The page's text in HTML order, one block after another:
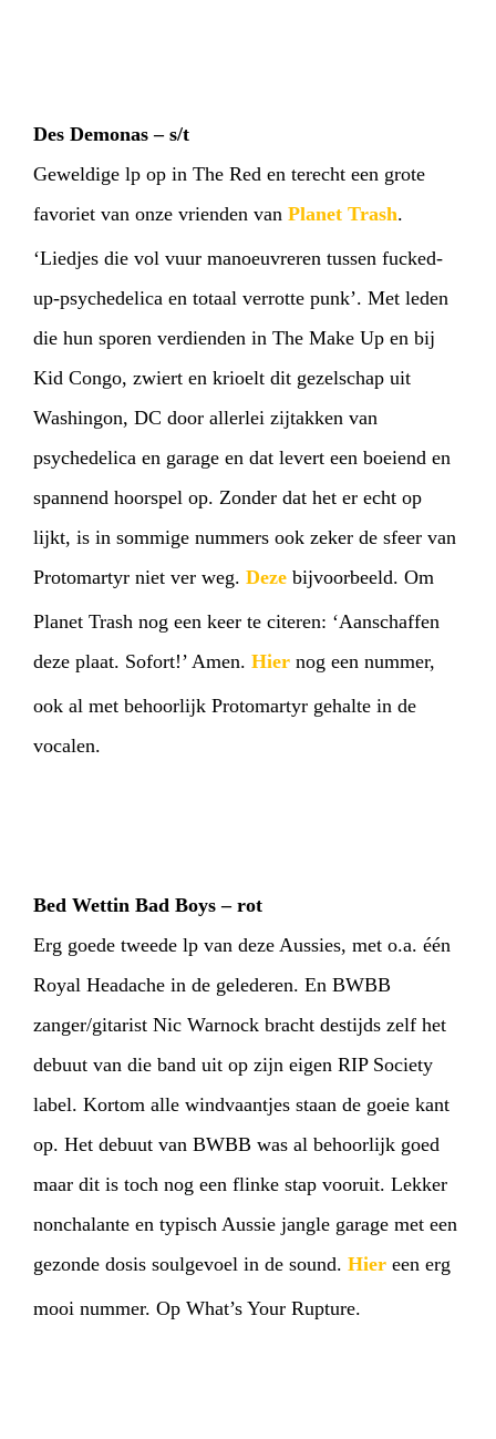
Des Demonas – s/t
Geweldige lp op in The Red en terecht een grote
favoriet van onze vrienden van Planet Trash.
‘Liedjes die vol vuur manoeuvreren tussen fucked-
up-psychedelica en totaal verrotte punk’. Met leden
die hun sporen verdienden in The Make Up en bij
Kid Congo, zwiert en krioelt dit gezelschap uit
Washingon, DC door allerlei zijtakken van
psychedelica en garage en dat levert een boeiend en
spannend hoorspel op. Zonder dat het er echt op
lijkt, is in sommige nummers ook zeker de sfeer van
Protomartyr niet ver weg. Deze bijvoorbeeld. Om
Planet Trash nog een keer te citeren: ‘Aanschaffen
deze plaat. Sofort!’ Amen. Hier nog een nummer,
ook al met behoorlijk Protomartyr gehalte in de
vocalen.
Bed Wettin Bad Boys – rot
Erg goede tweede lp van deze Aussies, met o.a. één
Royal Headache in de gelederen. En BWBB
zanger/gitarist Nic Warnock bracht destijds zelf het
debuut van die band uit op zijn eigen RIP Society
label. Kortom alle windvaantjes staan de goeie kant
op. Het debuut van BWBB was al behoorlijk goed
maar dit is toch nog een flinke stap vooruit. Lekker
nonchalante en typisch Aussie jangle garage met een
gezonde dosis soulgevoel in de sound. Hier een erg
mooi nummer. Op What’s Your Rupture.